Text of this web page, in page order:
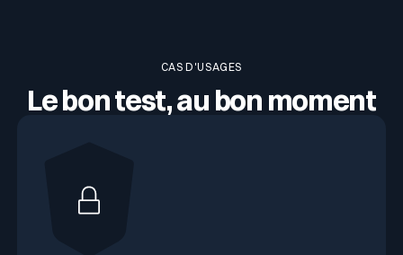
CAS D'USAGES
Le bon test, au bon moment